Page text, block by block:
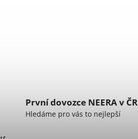
První dovozce NEERA v ČR
Hledáme pro vás to nejlepší